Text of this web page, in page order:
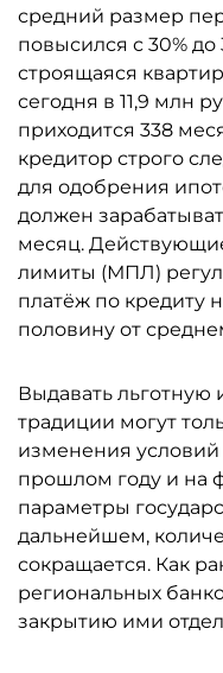
средний размер
повысился с 30% до
строящаяся
сегодня в 11,9 млн
приходится 338
кредитор строго
для одобрения
должен
месяц.
лимиты (МПЛ)
платёж по кредиту
половину от
Выдавать льготную
традиции могут
изменения
прошлом году и на
параметры
дальнейшем,
сокращается. Как
региональных
закрытию ими